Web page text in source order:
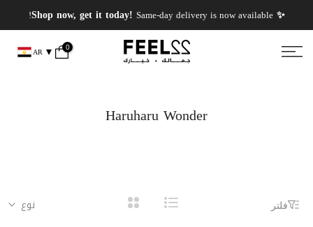
انتقل
إلى
المحتوى
✨ Shop now, get it today!
Same-day delivery is now available!
0
AR
Haruharu Wonder
فلتر نوع